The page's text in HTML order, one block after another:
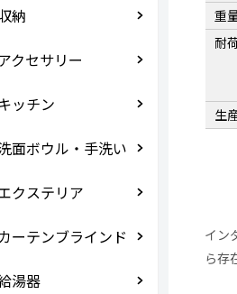
重
耐
生
イン
ら存
納
クセサリー
ッチン
面ボウル・手洗い
クステリア
カーテンブラインド
湯器